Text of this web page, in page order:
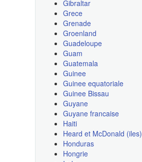
Gibraltar
Grece
Grenade
Groenland
Guadeloupe
Guam
Guatemala
Guinee
Guinee equatoriale
Guinee Bissau
Guyane
Guyane francaise
Haiti
Heard et McDonald (iles)
Honduras
Hongrie